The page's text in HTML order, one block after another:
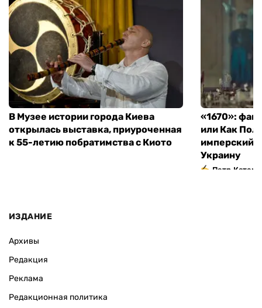
В Музее истории города Киева
открылась выставка, приуроченная
к 55-летию побратимства с Киото
«1670»:
или Как
имперский
Украину
Петр
ИЗДАНИЕ
Архивы
Редакция
Реклама
Редакционная политика